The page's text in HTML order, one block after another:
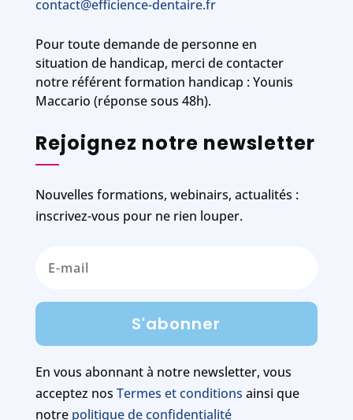
contact@efficience-dentaire.fr
Pour toute demande de personne en
situation de handicap, merci de contacter
notre référent formation handicap : Younis
Maccario (réponse sous 48h).
Rejoignez notre newsletter
Nouvelles formations, webinairs, actualités :
inscrivez-vous pour ne rien louper.
S'abonner
En vous abonnant à notre newsletter, vous
acceptez nos Termes et conditions ainsi que
notre politique de confidentialité